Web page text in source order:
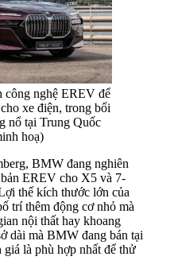
công nghệ EREV để
xe điện, trong bối
nổ tại Trung Quốc
hoạ)
BMW đang nghiên
EREV cho X5 và 7-
thế kích thước lớn của
trí thêm động cơ nhỏ mà
nội thất hay khoang
dài mà BMW đang bán tại
là phù hợp nhất để thử